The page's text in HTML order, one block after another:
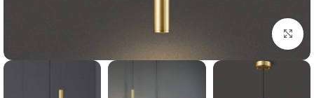
بزرگنمایی تصویر